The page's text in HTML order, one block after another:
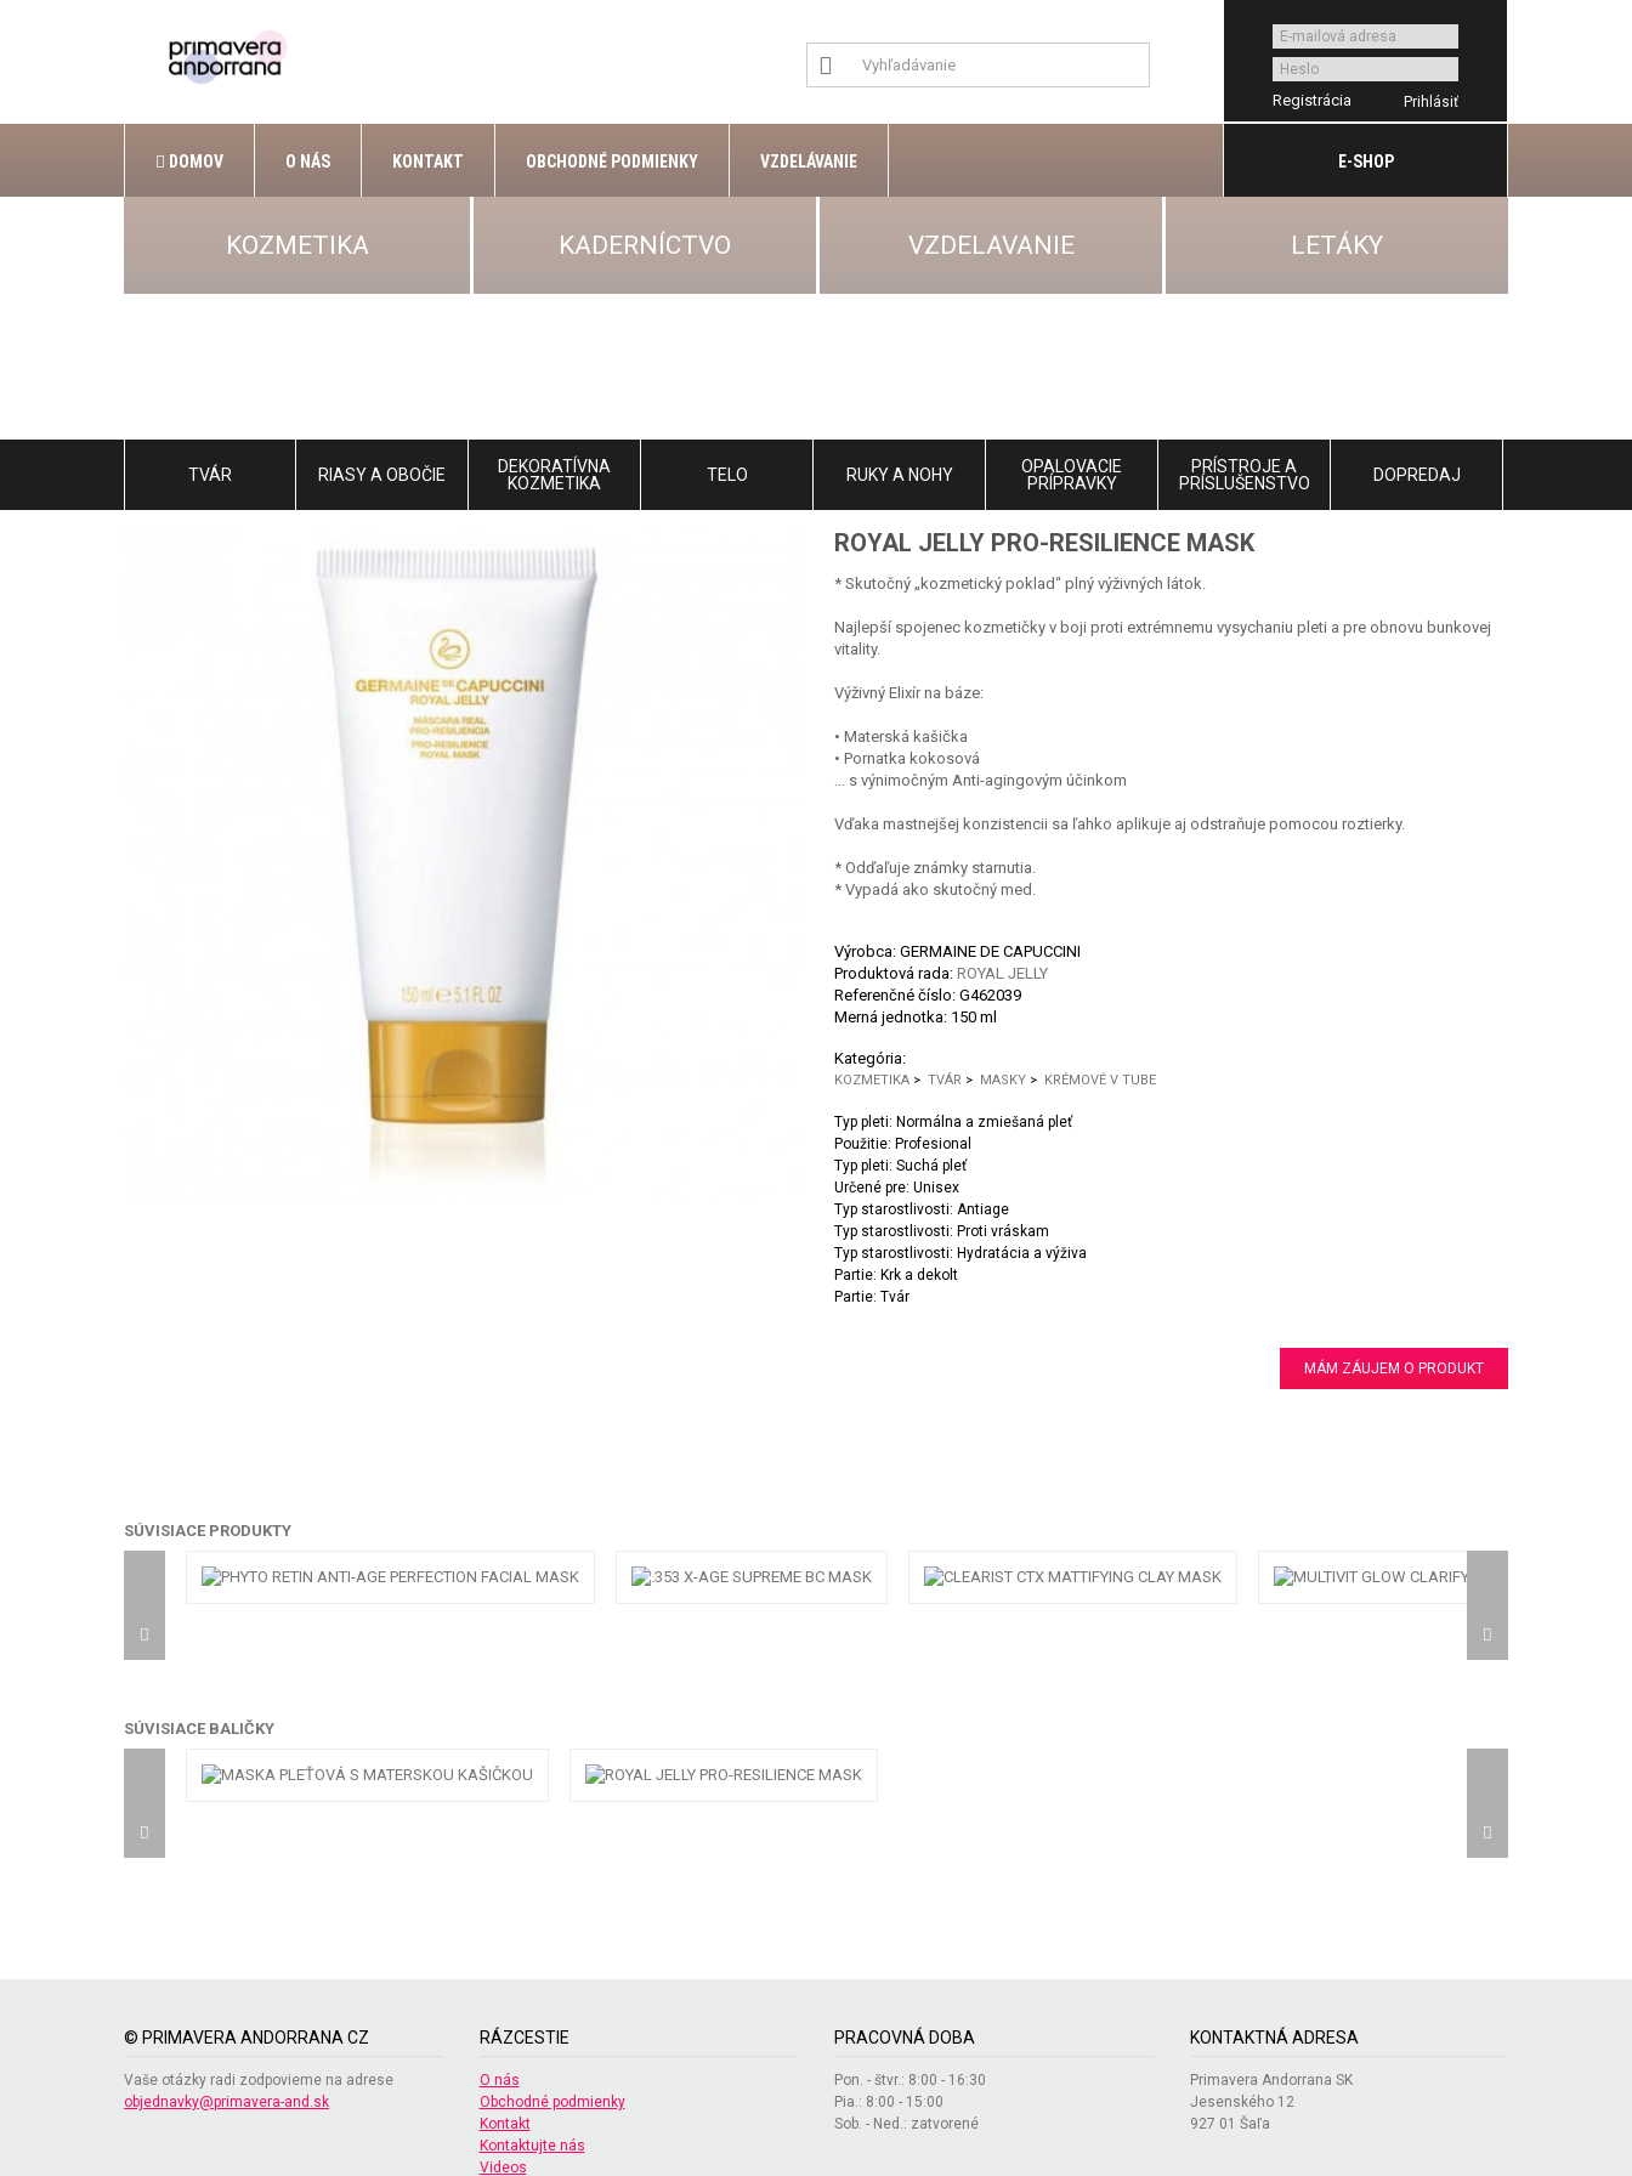
Registrácia
DOMOV O NÁS KONTAKT OBCHODNÉ PODMIENKY VZDELÁVANIE E-SHOP
KOZMETIKA KADERNÍCTVO VZDELAVANIE LETÁKY
TVÁR RIASY A OBOČIE
DEKORATÍVNA
KOZMETIKA
TELO RUKY A NOHY
OPALOVACIE
PRÍPRAVKY
PRÍSTROJE A
PRÍSLUŠENSTVO
DOPREDAJ
ROYAL JELLY PRO-RESILIENCE MASK
* Skutočný „kozmetický poklad“ plný výživných látok.
Najlepší spojenec kozmetičky v boji proti extrémnemu vysychaniu pleti a pre obnovu bunkovej
vitality.
Výživný Elixír na báze:
• Materská kašička
• Pornatka kokosová
... s výnimočným Anti-agingovým účinkom
Vďaka mastnejšej konzistencii sa ľahko aplikuje aj odstraňuje pomocou roztierky.
* Odďaľuje známky starnutia.
* Vypadá ako skutočný med.
Výrobca: GERMAINE DE CAPUCCINI
Produktová rada: ROYAL JELLY
Referenčné číslo: G462039
Merná jednotka: 150 ml
Kategória:
KOZMETIKA > TVÁR > MASKY > KRÉMOVÉ V TUBE
Typ pleti: Normálna a zmiešaná pleť
Použitie: Profesional
Typ pleti: Suchá pleť
Určené pre: Unisex
Typ starostlivosti: Antiage
Typ starostlivosti: Proti vráskam
Typ starostlivosti: Hydratácia a výživa
Partie: Krk a dekolt
Partie: Tvár
MÁM ZÁUJEM O PRODUKT
SÚVISIACE PRODUKTY
SÚVISIACE BALIČKY
© PRIMAVERA ANDORRANA CZ
Vaše otázky radi zodpovieme na adrese
objednavky@primavera-and.sk
RÁZCESTIE
O nás
Obchodné podmienky
Kontakt
Kontaktujte nás
Videos
PRACOVNÁ DOBA
Pon. - štvr.: 8:00 - 16:30
Pia.: 8:00 - 15:00
Sob. - Ned.: zatvorené
KONTAKTNÁ ADRESA
Primavera Andorrana SK
Jesenského 12
927 01 Šaľa